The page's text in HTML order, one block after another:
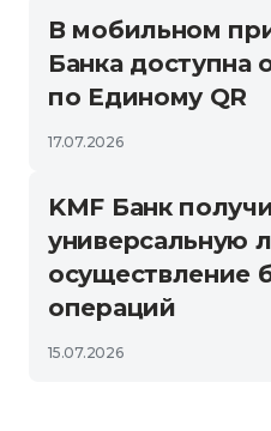
В мобильном
Банка доступна
по Единому QR
17.07.2026
KMF Банк
универсальную
осуществление
операций
15.07.2026